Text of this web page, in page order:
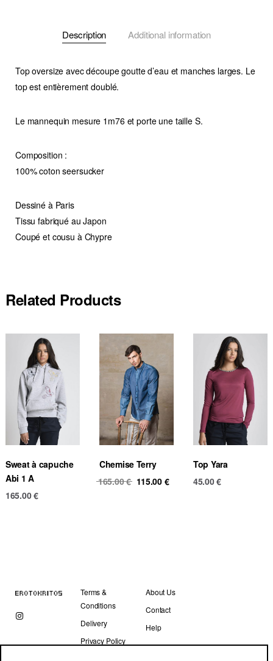
Description Additional information
Top oversize avec découpe goutte d’eau et manches larges. Le
top est entièrement doublé.
Le mannequin mesure 1m76 et porte une taille S.
Composition :
100% coton seersucker
Dessiné à Paris
Tissu fabriqué au Japon
Coupé et cousu à Chypre
Related Products
Sweat à capuche
Abi 1 A
165.00€
Chemise Terry
165.00€ Original
115.00 € Current
Top Yara
45.00€
Terms &
Conditions
Delivery
Privacy Policy
About Us
Contact
Help